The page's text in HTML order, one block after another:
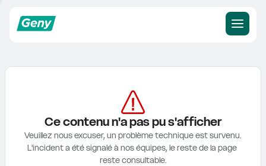
Ce contenu n'a pas pu s'afficher
Veuillez nous excuser, un problème technique est survenu.
L'incident a été signalé à nos équipes, le reste de la page
reste consultable.